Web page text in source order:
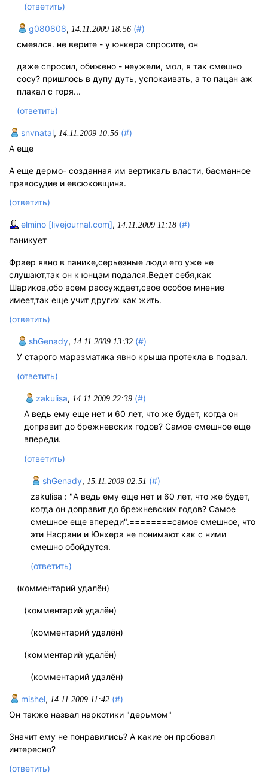
(ответить)
g080808, 14.11.2009 18:56 (#)
смеялся. не верите - у юнкера спросите, он
даже спросил, обижено - неужели, мол, я так смешно
сосу? пришлось в дупу дуть, успокаивать, а то пацан аж
плакал с горя...
(ответить)
snvnatal, 14.11.2009 10:56 (#)
А еще
А еще дермо- созданная им вертикаль власти, басманное
правосудие и евсюковщина.
(ответить)
elmino [livejournal.com], 14.11.2009 11:18 (#)
паникует
Фраер явно в панике,серьезные люди его уже не
слушают,так он к юнцам подался.Ведет себя,как
Шариков,обо всем рассуждает,свое особое мнение
имеет,так еще учит других как жить.
(ответить)
shGenady, 14.11.2009 13:32 (#)
У старого маразматика явно крыша протекла в подвал.
(ответить)
zakulisa, 14.11.2009 22:39 (#)
А ведь ему еще нет и 60 лет, что же будет, когда он
доправит до брежневских годов? Самое смешное еще
впереди.
(ответить)
shGenady, 15.11.2009 02:51 (#)
zakulisa : "А ведь ему еще нет и 60 лет, что же будет,
когда он доправит до брежневских годов? Самое
смешное еще впереди".========самое смешное, что
эти Насрани и Юнхера не понимают как с ними
смешно обойдутся.
(ответить)
(комментарий удалён)
(комментарий удалён)
(комментарий удалён)
(комментарий удалён)
(комментарий удалён)
mishel, 14.11.2009 11:42 (#)
Он также назвал наркотики "дерьмом"
Значит ему не понравились? А какие он пробовал
интересно?
(ответить)